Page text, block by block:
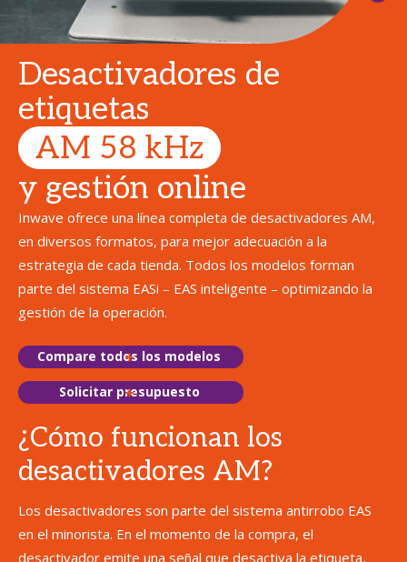
Desactivadores de
etiquetas
AM 58 kHz
y gestión online
Inwave ofrece una línea completa de desactivadores AM,
en diversos formatos, para mejor adecuación a la
estrategia de cada tienda. Todos los modelos forman
parte del sistema EASi – EAS inteligente – optimizando la
gestión de la operación.
Compare todos los modelos
Solicitar presupuesto
¿Cómo funcionan los
desactivadores AM?
Los desactivadores son parte del sistema antirrobo EAS
en el minorista. En el momento de la compra, el
desactivador emite una señal que desactiva la etiqueta,